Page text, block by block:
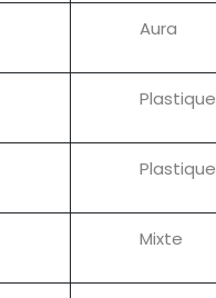
Aura
Plastique
Plastique
Mixte